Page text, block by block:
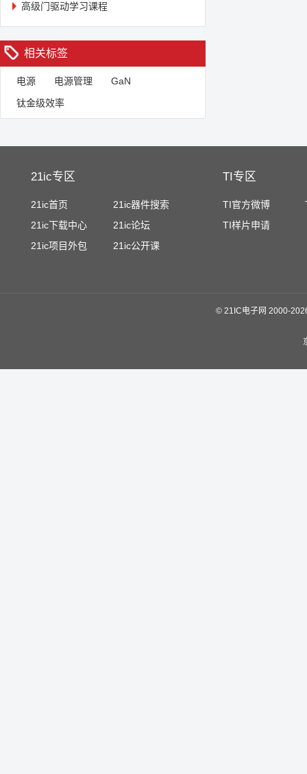
高级门驱动学习课程
相关标签
电源 电源管理
GaN
钛金级效率
21ic专区
21ic首页
21ic器件搜索
21ic下载中心
21ic论坛
21ic项目外包
21ic公开课
TI专区
TI官方微博
TI样片申请
©21IC电子网 2000-